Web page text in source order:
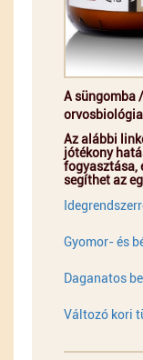
A süngomba
Az alábbi
jótékony
fogyasztása,
segíthet az
Gyomor- és
Daganatos
Változó kori